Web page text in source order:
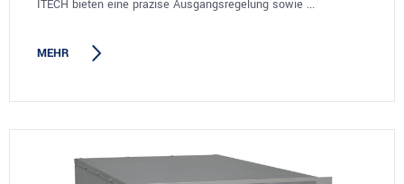
ITECH bieten eine präzise Ausgangsregelung sowie ...
MEHR